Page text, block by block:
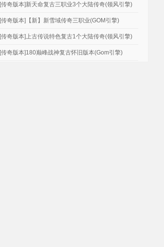
[传奇版本]新天命复古三职业3个大陆传奇(领风引擎)
[传奇版本]【新】新雪域传奇三职业(GOM引擎)
[传奇版本]上古传说特色复古1个大陆传奇(领风引擎)
[传奇版本]180巅峰战神复古怀旧版本(Gom引擎)